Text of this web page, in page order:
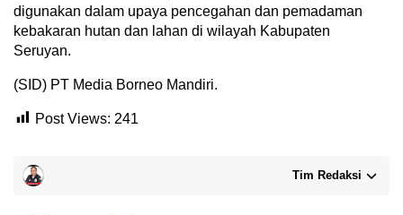
digunakan dalam upaya pencegahan dan pemadaman
kebakaran hutan dan lahan di wilayah Kabupaten
Seruyan.
(SID) PT Media Borneo Mandiri.
Post Views: 241
Tim Redaksi